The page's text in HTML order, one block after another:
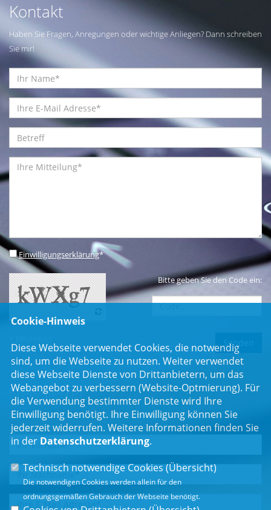
Kontakt
Haben Sie Fragen, Anregungen oder wichtige Anliegen? Dann schreiben
Sie mir!
Einwilligungserklärung*
Bitte geben Sie den Code ein:
Newsletter
Erhalten Sie Neuigkeiten aus dem Landtag und der Region.
Cookie-Hinweis
Diese Webseite verwendet Cookies, die notwendig
sind, um die Webseite zu nutzen. Weiter verwendet
diese Webseite Dienste von Drittanbietern, um das
Webangebot zu verbessern (Website-Optmierung). Für
die Verwendung bestimmter Dienste wird Ihre
Einwilligung benötigt. Ihre Einwilligung können Sie
jederzeit widerrufen. Weitere Informationen finden Sie
in der Datenschutzerklärung.
Technisch notwendige Cookies (Übersicht)
Die notwendigen Cookies werden allein für den
ordnungsgemäßen Gebrauch der Webseite benötigt.